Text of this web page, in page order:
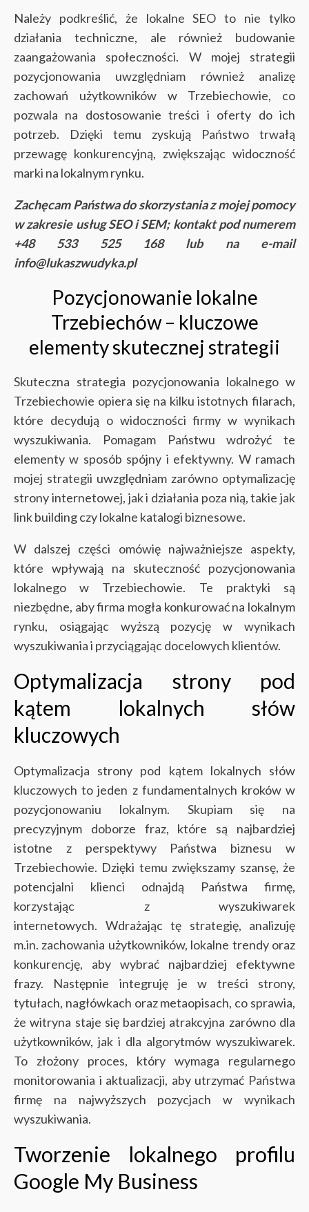
Należy podkreślić, że lokalne SEO to nie tylko
działania techniczne, ale również budowanie
zaangażowania społeczności. W mojej strategii
pozycjonowania uwzględniam również analizę
zachowań użytkowników w Trzebiechowie, co
pozwala na dostosowanie treści i oferty do ich
potrzeb. Dzięki temu zyskują Państwo trwałą
przewagę konkurencyjną, zwiększając widoczność
marki na lokalnym rynku.
Zachęcam Państwa do skorzystania z mojej pomocy
w zakresie usług SEO i SEM; kontakt pod numerem
+48 533 525 168 lub na e-mail
info@lukaszwudyka.pl
Pozycjonowanie lokalne
Trzebiechów – kluczowe
elementy skutecznej strategii
Skuteczna strategia pozycjonowania lokalnego w
Trzebiechowie opiera się na kilku istotnych filarach,
które decydują o widoczności firmy w wynikach
wyszukiwania. Pomagam Państwu wdrożyć te
elementy w sposób spójny i efektywny. W ramach
mojej strategii uwzględniam zarówno optymalizację
strony internetowej, jak i działania poza nią, takie jak
link building czy lokalne katalogi biznesowe.
W dalszej części omówię najważniejsze aspekty,
które wpływają na skuteczność pozycjonowania
lokalnego w Trzebiechowie. Te praktyki są
niezbędne, aby firma mogła konkurować na lokalnym
rynku, osiągając wyższą pozycję w wynikach
wyszukiwania i przyciągając docelowych klientów.
Optymalizacja strony pod
kątem lokalnych słów
kluczowych
Optymalizacja strony pod kątem lokalnych słów
kluczowych to jeden z fundamentalnych kroków w
pozycjonowaniu lokalnym. Skupiam się na
precyzyjnym doborze fraz, które są najbardziej
istotne z perspektywy Państwa biznesu w
Trzebiechowie. Dzięki temu zwiększamy szansę, że
potencjalni klienci odnajdą Państwa firmę,
korzystając z wyszukiwarek
internetowych. Wdrażając tę strategię, analizuję
m.in. zachowania użytkowników, lokalne trendy oraz
konkurencję, aby wybrać najbardziej efektywne
frazy. Następnie integruję je w treści strony,
tytułach, nagłówkach oraz metaopisach, co sprawia,
że witryna staje się bardziej atrakcyjna zarówno dla
użytkowników, jak i dla algorytmów wyszukiwarek.
To złożony proces, który wymaga regularnego
monitorowania i aktualizacji, aby utrzymać Państwa
firmę na najwyższych pozycjach w wynikach
wyszukiwania.
Tworzenie lokalnego profilu
Google My Business